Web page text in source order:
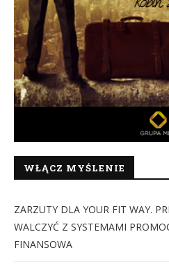
WŁĄCZ MYŚLENIE
ZARZUTY DLA YOUR FIT WAY.
WALCZYĆ Z SYSTEMAMI
FINANSOWA